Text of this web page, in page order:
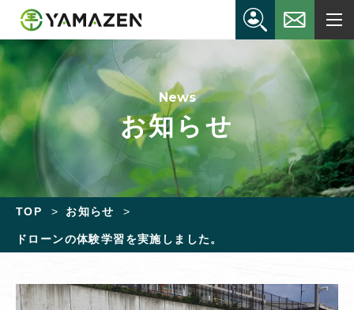
News
お知らせ
TOP お知らせ
ドローンの体験学習を実施しました。